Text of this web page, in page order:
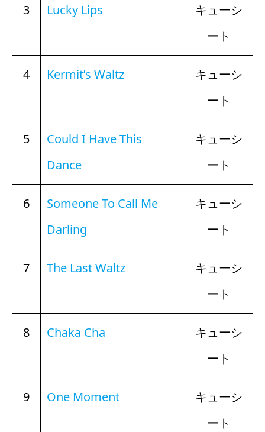
3 Lucky Lips
キューシ
ート
4 Kermit’s Waltz
キューシ
ート
5
Could I Have This
Dance
キューシ
ート
6
Someone To Call Me
Darling
キューシ
ート
7 The Last Waltz
キューシ
ート
8 Chaka Cha
キューシ
ート
9 One Moment
キューシ
ート